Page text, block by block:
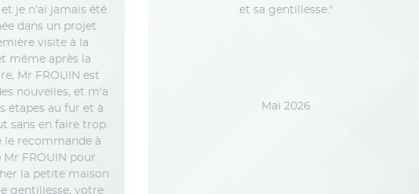
je n'ai jamais été
dans un projet
visite à la
même après la
Mr FROUIN est
nouvelles, et m'a
étapes au fur et à
sans en faire trop.
le recommande à
Mr FROUIN pour
la petite maison
gentillesse, votre
et sa gentillesse."
Mai 2026